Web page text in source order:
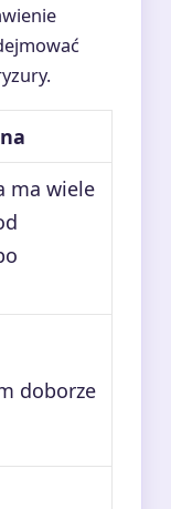
ma wiele
doborze